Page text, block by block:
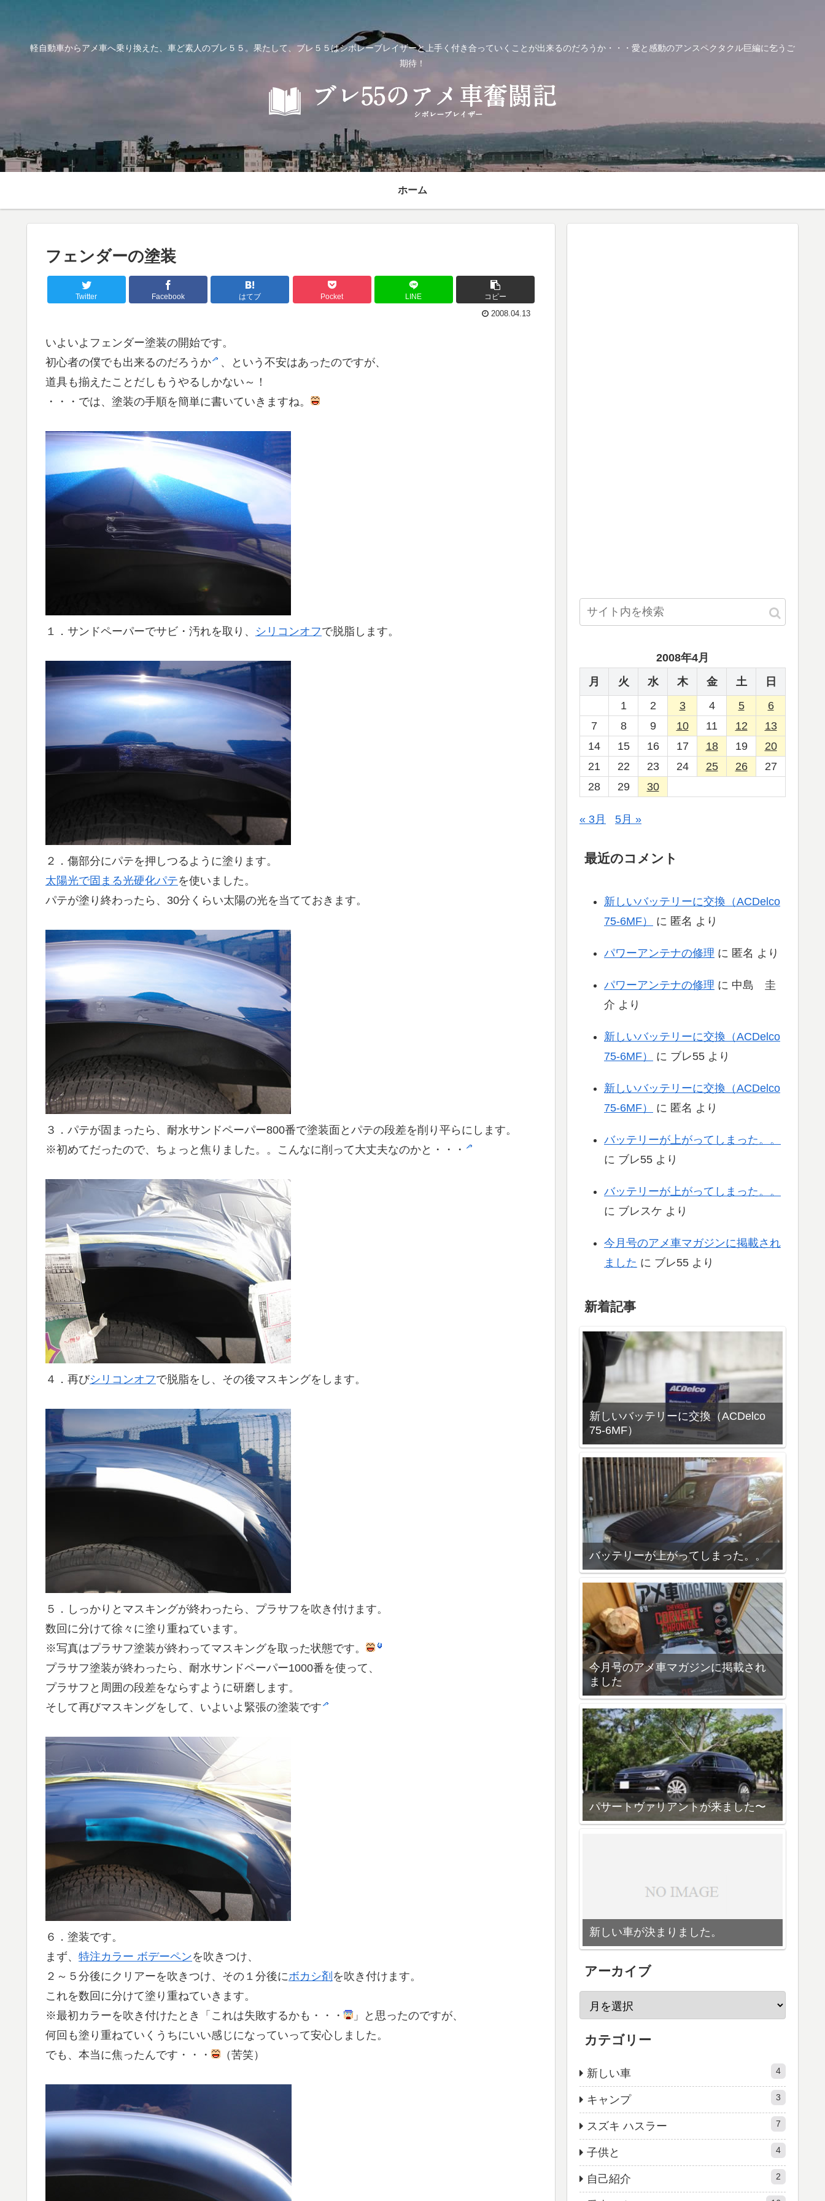
軽自動車からアメ車へ乗り換えた、車ど素人のブレ５５。果たして、ブレ５５はシボレーブレイザーと上手く付き合っていくことが出来るのだろうか・・・愛と感動のアンスペクタクル巨編に乞うご
期待！
ホーム
フェンダーの塗装
Twitter Facebook はてブ Pocket LINE コピー
2008.04.13
いよいよフェンダー塗装の開始です。
初心者の僕でも出来るのだろうか
、という不安はあったのですが、
道具も揃えたことだしもうやるしかない～！
・・・では、塗装の手順を簡単に書いていきますね。
１．サンドペーパーでサビ・汚れを取り、 シリコンオフで脱脂します。
２．傷部分にパテを押しつるように塗ります。
太陽光で固まる光硬化パテを使いました。
パテが塗り終わったら、30分くらい太陽の光を当てておきます。
３．パテが固まったら、耐水サンドペーパー800番で塗装面とパテの段差を削り平らにします。
※初めてだったので、ちょっと焦りました。。こんなに削って大丈夫なのかと・・・
４．再びシリコンオフで脱脂をし、その後マスキングをします。
５．しっかりとマスキングが終わったら、プラサフを吹き付けます。
数回に分けて徐々に塗り重ねています。
※写真はプラサフ塗装が終わってマスキングを取った状態です。
プラサフ塗装が終わったら、耐水サンドペーパー1000番を使って、
プラサフと周囲の段差をならすように研磨します。
そして再びマスキングをして、いよいよ緊張の塗装です
６．塗装です。
まず、 特注カラー ボデーペンを吹きつけ、
２～５分後にクリアーを吹きつけ、その１分後にボカシ剤 を吹き付けます。
これを数回に分けて塗り重ねていきます。
※最初カラーを吹き付けたとき「これは失敗するかも・・・
」と思ったのですが、
何回も塗り重ねていくうちにいい感じになっていって安心しました。
でも、本当に焦ったんです・・・
（苦笑）
2008年4月
月
火 水 木 金 土
日
1
2 3 4 5
6
7
8 9 10 11 12
13
14
15 16 17 18 19
20
21
22 23 24 25 26
27
28
29 30
« 3月 5月 »
最近のコメント
新しいバッテリーに交換（ACDelco
75-6MF）
に 匿名 より
パワーアンテナの修理 に 匿名 より
パワーアンテナの修理 に 中島 圭
介 より
新しいバッテリーに交換（ACDelco
75-6MF）
に ブレ55 より
新しいバッテリーに交換（ACDelco
75-6MF）
に 匿名 より
バッテリーが上がってしまった。。
に ブレ55 より
バッテリーが上がってしまった。。
に ブレスケ より
今月号のアメ車マガジンに掲載され
ました に ブレ55 より
新着記事
新しいバッテリーに交換（ACDelco
75-6MF）
バッテリーが上がってしまった。。
今月号のアメ車マガジンに掲載され
ました
パサートヴァリアントが来ました〜
新しい車が決まりました。
アーカイブ
カテゴリー
新しい車 4
キャンプ 3
スズキ ハスラー 7
子供と 4
自己紹介 2